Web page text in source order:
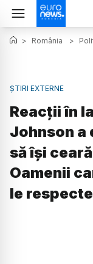
> România >
ȘTIRI EXTERNE
Reacții în
Johnson a
să își
Oamenii
le